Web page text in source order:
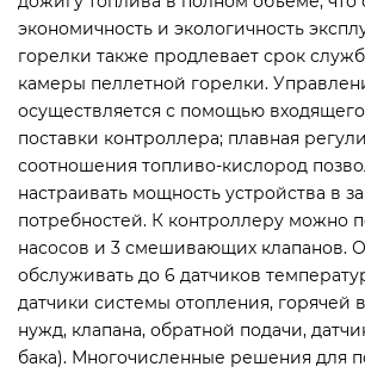
экономичность и экологичность
горелки также продлевает срок
камеры пеллетной горелки.
осуществляется с помощью
поставки контроллера; плавная
соотношения топливо-кислород
настраивать мощность устройства в
потребностей. К контроллеру можно
насосов и 3 смешивающих клапанов.
обслуживать до 6 датчиков
датчики системы отопления, горячей
нужд, клапана, обратной подачи,
бака). Многочисленные решения для